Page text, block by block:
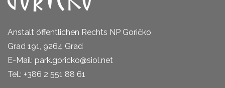
Anstalt öffentlichen Rechts NP Goričko
Grad 191, 9264 Grad
E-Mail: park.goricko@siol.net
Tel.: +386 2 551 88 61